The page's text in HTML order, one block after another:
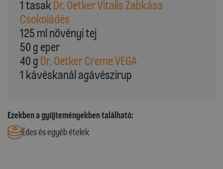
1 tasak Dr. Oetker Vitalis Zabkása
Csokoládés
125 ml növényi tej
50 g eper
40 g Dr. Oetker Creme VEGA
1 kávéskanál agávészirup
Ezekben a gyűjteményekben található:
Édes és egyéb ételek